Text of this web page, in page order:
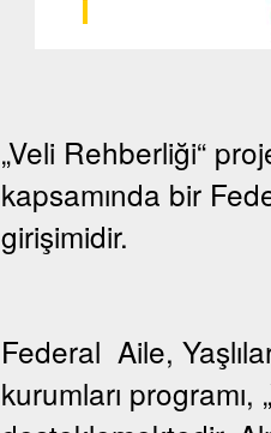
„Veli Rehberliği“
kapsamında bir
girişimidir.
Federal Aile,
kurumları programı,